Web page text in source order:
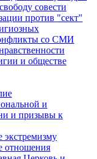
совести
против "сект"
со СМИ
и обществе
и
и призывы к
экстремизму
отношения